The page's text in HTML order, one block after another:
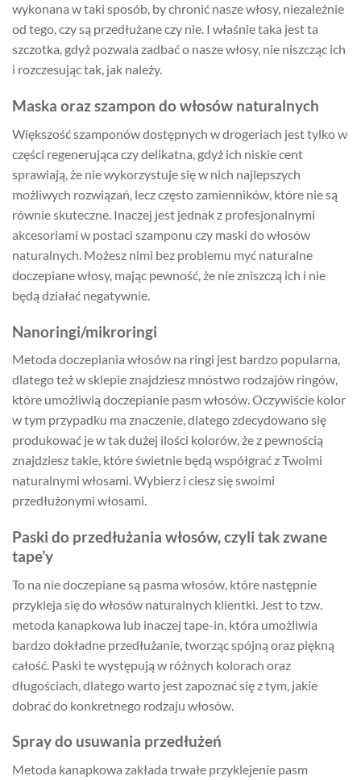
wykonana w taki sposób, by chronić nasze włosy, niezależnie
od tego, czy są przedłużane czy nie. I właśnie taka jest ta
szczotka, gdyż pozwala zadbać o nasze włosy, nie niszcząc ich
i rozczesując tak, jak należy.
Maska oraz szampon do włosów naturalnych
Większość szamponów dostępnych w drogeriach jest tylko w
części regenerująca czy delikatna, gdyż ich niskie cent
sprawiają, że nie wykorzystuje się w nich najlepszych
możliwych rozwiązań, lecz często zamienników, które nie są
równie skuteczne. Inaczej jest jednak z profesjonalnymi
akcesoriami w postaci szamponu czy maski do włosów
naturalnych. Możesz nimi bez problemu myć naturalne
doczepiane włosy, mając pewność, że nie zniszczą ich i nie
będą działać negatywnie.
Nanoringi/mikroringi
Metoda doczepiania włosów na ringi jest bardzo popularna,
dlatego też w sklepie znajdziesz mnóstwo rodzajów ringów,
które umożliwią doczepianie pasm włosów. Oczywiście kolor
w tym przypadku ma znaczenie, dlatego zdecydowano się
produkować je w tak dużej ilości kolorów, że z pewnością
znajdziesz takie, które świetnie będą współgrać z Twoimi
naturalnymi włosami. Wybierz i ciesz się swoimi
przedłużonymi włosami.
Paski do przedłużania włosów, czyli tak zwane
tape’y
To na nie doczepiane są pasma włosów, które następnie
przykleja się do włosów naturalnych klientki. Jest to tzw.
metoda kanapkowa lub inaczej tape-in, która umożliwia
bardzo dokładne przedłużanie, tworząc spójną oraz piękną
całość. Paski te występują w różnych kolorach oraz
długościach, dlatego warto jest zapoznać się z tym, jakie
dobrać do konkretnego rodzaju włosów.
Spray do usuwania przedłużeń
Metoda kanapkowa zakłada trwałe przyklejenie pasm